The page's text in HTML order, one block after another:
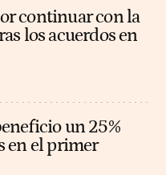
continuar con la
los acuerdos en
un 25%
en el primer